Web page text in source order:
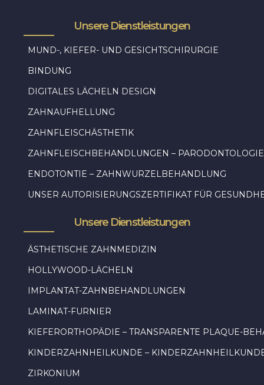
Unsere Dienstleistungen
MUND-, KIEFER- UND GESICHTSCHIRURGIE
BINDUNG
DIGITALES LÄCHELN DESIGN
ZAHNAUFHELLUNG
ZAHNFLEISCHÄSTHETIK
ZAHNFLEISCHBEHANDLUNGEN – PARODONTOLOGIE
ENDOTONTIE – ZAHNWURZELBEHANDLUNG
UNSER AUTORISIERUNGSZERTIFIKAT FÜR
Unsere Dienstleistungen
ÄSTHETISCHE ZAHNMEDIZIN
HOLLYWOOD-LÄCHELN
IMPLANTAT-ZAHNBEHANDLUNGEN
LAMINAT-FURNIER
KIEFERORTHOPÄDIE – TRANSPARENTE PLAQUE-
KINDERZAHNHEILKUNDE –
ZIRKONIUM